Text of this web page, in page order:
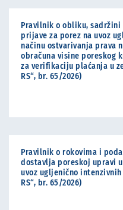
Pravilnik o obliku, sadržini
prijave za porez na uvoz
načinu ostvarivanja prava
obračuna visine poreskog
za verifikaciju plaćanja u
RS“, br. 65/2026)
Pravilnik o rokovima i
dostavlja poreskoj upravi
uvoz ugljenično
RS“, br. 65/2026)